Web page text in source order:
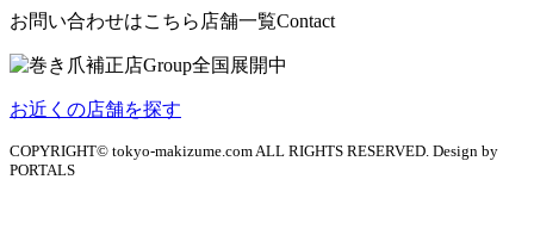
お問い合わせはこちら 店舗一覧Contact
お近くの店舗を探す
COPYRIGHT© tokyo-makizume.com ALL RIGHTS RESERVED. Design by
PORTALS